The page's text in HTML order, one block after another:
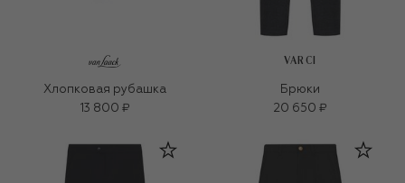
Хлопковая рубашка
13 800 ₽
VARCI
Брюки
20 650 ₽